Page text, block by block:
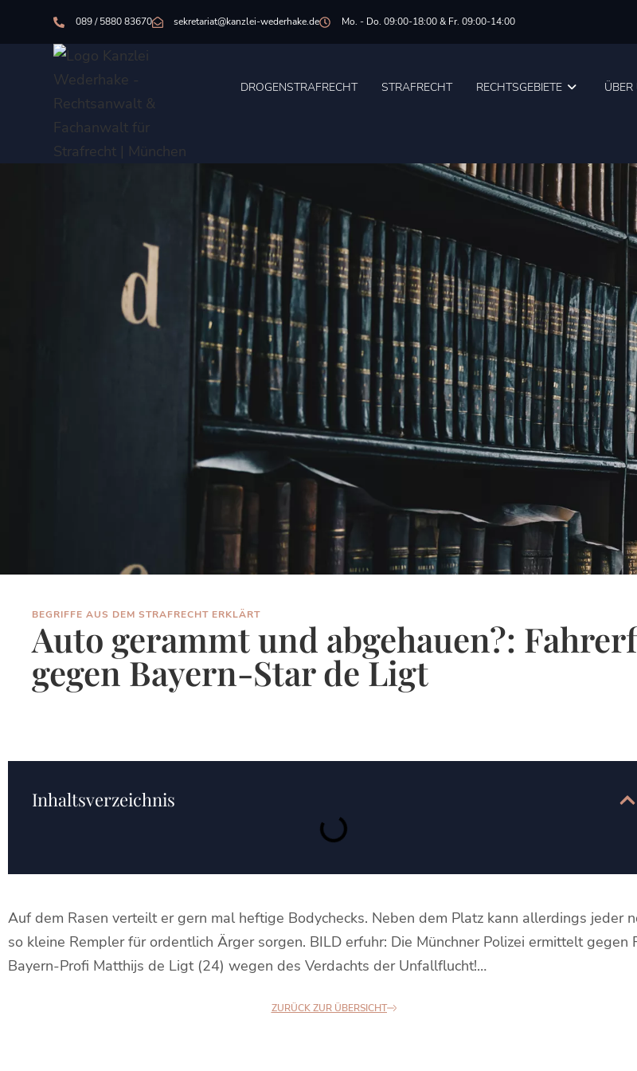
089 / 5880 83670 sekretariat@kanzlei-wederhake.de Mo. - Do. 09:00-18:00 & Fr. 09:00-14:00
DROGENSTRAFRECHT STRAFRECHT RECHTSGEBIETE ÜBER
BEGRIFFE AUS DEM STRAFRECHT ERKLÄRT
Auto gerammt und abgehauen?:
gegen Bayern-Star de Ligt
Inhaltsverzeichnis
Auf dem Rasen verteilt er gern mal heftige Bodychecks. Neben dem Platz kann allerdings jeder
so kleine Rempler für ordentlich Ärger sorgen. BILD erfuhr: Die Münchner Polizei ermittelt gegen
Bayern-Profi Matthijs de Ligt (24) wegen des Verdachts der Unfallflucht!…
ZURÜCK ZUR ÜBERSICHT